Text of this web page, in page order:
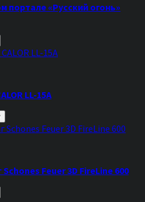
портале «Русский огонь»
LL-15A
Feuer 3D FireLine 600